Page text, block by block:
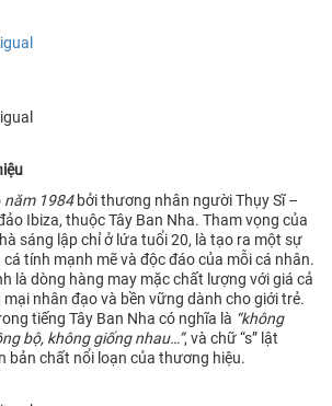
năm 1984bởi thương nhân người Thụy Sĩ –
Ibiza, thuộc Tây Ban Nha. Tham vọng của
sáng lập chỉ ở lứa tuổi 20, là tạo ra một sự
cá tính mạnh mẽ và độc đáo của mỗi cá nhân.
là dòng hàng may mặc chất lượng với giá cả
nhân đạo và bền vững dành cho giới trẻ.
tiếng Tây Ban Nha có nghĩa là “không
bộ, không giống nhau…”, và chữ “s” lật
bản chất nổi loạn của thương hiệu.